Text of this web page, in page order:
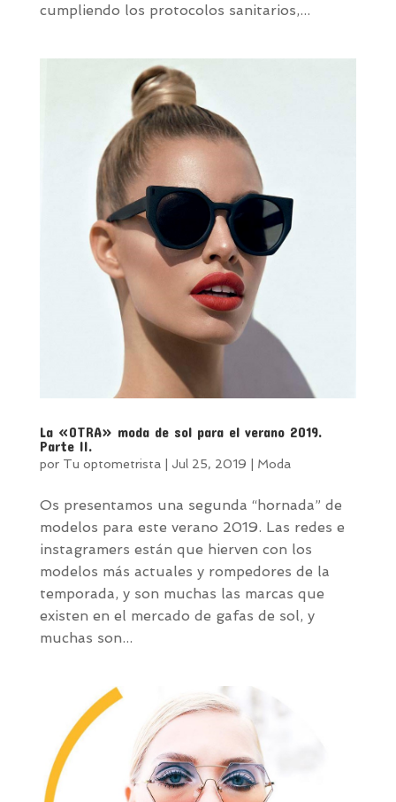
cumpliendo los protocolos sanitarios,...
La «OTRA» moda de sol para el verano 2019.
Parte II.
por Tu optometrista| Jul 25, 2019 Moda
Os presentamos una segunda “hornada” de
modelos para este verano 2019. Las redes e
instagramers están que hierven con los
modelos más actuales y rompedores de la
temporada, y son muchas las marcas que
existen en el mercado de gafas de sol, y
muchas son...